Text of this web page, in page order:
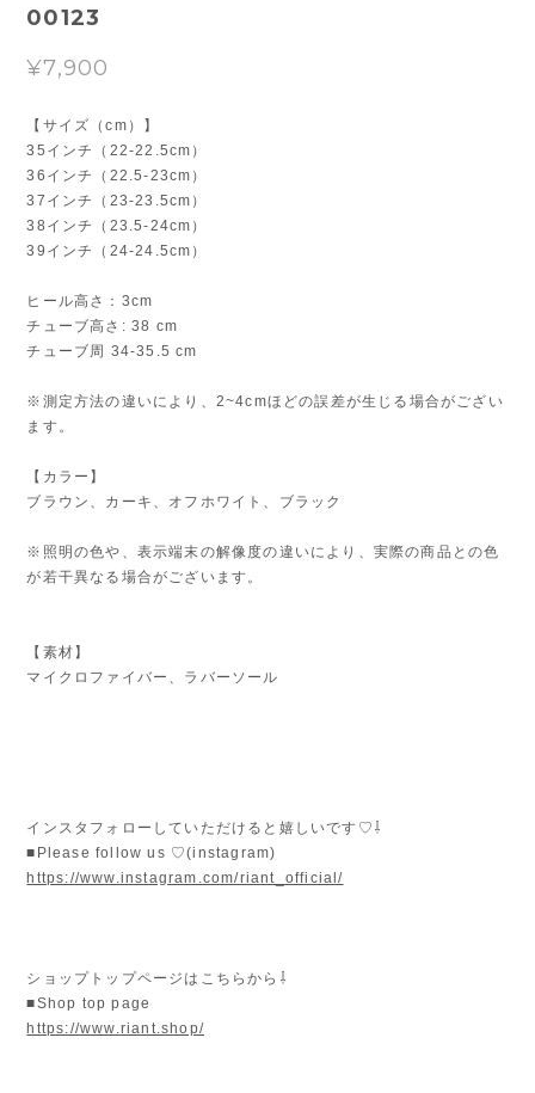
00123
¥7,900
【サイズ（cm）】
35インチ（22-22.5cm）
36インチ（22.5-23cm）
37インチ（23-23.5cm）
38インチ（23.5-24cm）
39インチ（24-24.5cm）
ヒール高さ：3cm
チューブ高さ: 38 cm
チューブ周 34-35.5 cm
※測定方法の違いにより、2~4cmほどの誤差が生じる場合がござい
ます。
【カラー】
ブラウン、カーキ、オフホワイト、ブラック
※照明の色や、表示端末の解像度の違いにより、実際の商品との色
が若干異なる場合がございます。
【素材】
マイクロファイバー、ラバーソール
インスタフォローしていただけると嬉しいです♡⇩
■Please follow us ♡(instagram)
https://www.instagram.com/riant_official/
ショップトップページはこちらから⇩
■Shop top page
https://www.riant.shop/